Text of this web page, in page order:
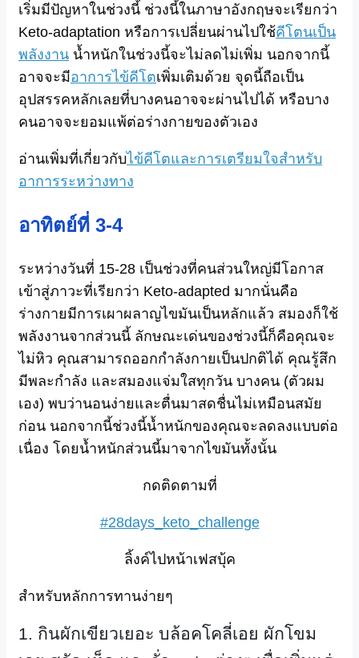
เริ่มมีปัญหาในช่วงนี้ ช่วงนี้ในภาษาอังกฤษจะเรียกว่า
Keto-adaptation หรือการเปลี่ยนผ่านไปใช้คีโตนเป็น
พลังงาน น้ำหนักในช่วงนี้จะไม่ลดไม่เพิ่ม นอกจากนี้
อาจจะมีอาการไข้คีโตเพิ่มเติมด้วย จุดนี้ถือเป็น
อุปสรรคหลักเลยที่บางคนอาจจะผ่านไปได้ หรือบาง
คนอาจจะยอมแพ้ต่อร่างกายของตัวเอง
อ่านเพิ่มที่เกี่ยวกับไข้คีโตและการเตรียมใจสำหรับ
อาการระหว่างทาง
อาทิตย์ที่ 3-4
ระหว่างวันที่ 15-28 เป็นช่วงที่คนส่วนใหญ่มีโอกาส
เข้าสู่ภาวะที่เรียกว่า Keto-adapted มากนั่นคือ
ร่างกายมีการเผาผลาญไขมันเป็นหลักแล้ว สมองก็ใช้
พลังงานจากส่วนนี้ ลักษณะเด่นของช่วงนี้ก็คือคุณจะ
ไม่หิว คุณสามารถออกกำลังกายเป็นปกติได้ คุณรู้สึก
มีพละกำลัง และสมองแจ่มใสทุกวัน บางคน (ตัวผม
เอง) พบว่านอนง่ายและตื่นมาสดชื่นไม่เหมือนสมัย
ก่อน นอกจากนี้ช่วงนี้น้ำหนักของคุณจะลดลงแบบต่อ
เนื่อง โดยน้ำหนักส่วนนี้มาจากไขมันทั้งนั้น
กดติดตามที่
#28days_keto_challenge
ลิ้งค์ไปหน้าเฟสบุ้ค
สำหรับหลักการทานง่ายๆ
1. กินผักเขียวเยอะ บล้อคโคลี่เอย ผักโขม